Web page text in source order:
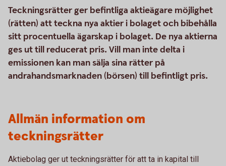
Teckningsrätter ger befintliga aktieägare möjlighet
(rätten) att teckna nya aktier i bolaget och bibehålla
sitt procentuella ägarskap i bolaget. De nya aktierna
ges ut till reducerat pris. Vill man inte delta i
emissionen kan man sälja sina rätter på
andrahandsmarknaden (börsen) till befintligt pris.
Allmän information om
teckningsrätter
Aktiebolag ger ut teckningsrätter för att ta in kapital till